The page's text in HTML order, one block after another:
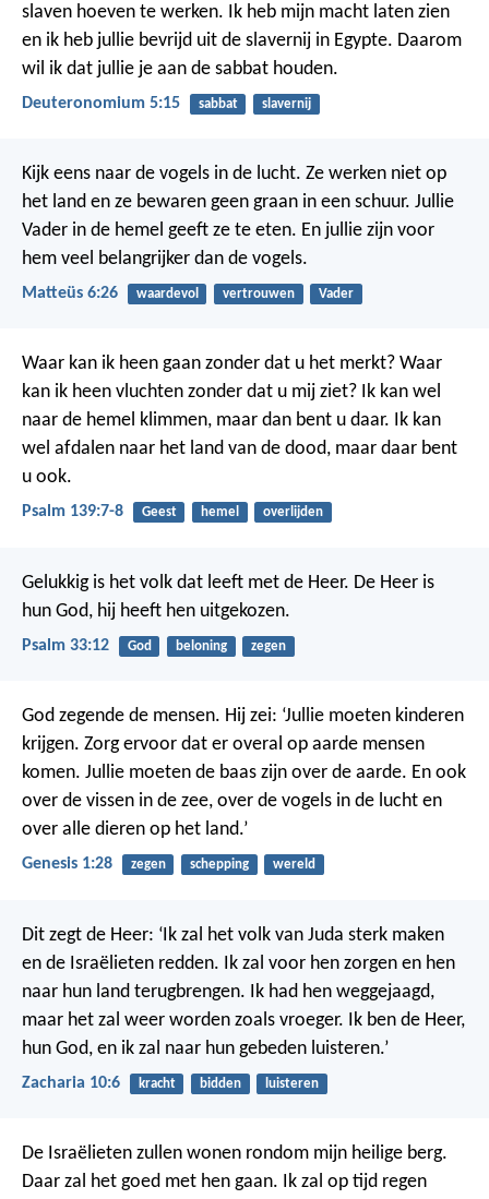
slaven hoeven te werken. Ik heb mijn macht laten zien
en ik heb jullie bevrijd uit de slavernij in Egypte. Daarom
wil ik dat jullie je aan de sabbat houden.
Deuteronomium 5:15 sabbat slavernij
Kijk eens naar de vogels in de lucht. Ze werken niet op
het land en ze bewaren geen graan in een schuur. Jullie
Vader in de hemel geeft ze te eten. En jullie zijn voor
hem veel belangrijker dan de vogels.
Matteüs 6:26 waardevol vertrouwen Vader
Waar kan ik heen gaan zonder dat u het merkt? Waar
kan ik heen vluchten zonder dat u mij ziet? Ik kan wel
naar de hemel klimmen, maar dan bent u daar. Ik kan
wel afdalen naar het land van de dood, maar daar bent
u ook.
Psalm 139:7-8 Geest hemel overlijden
Gelukkig is het volk dat leeft met de Heer. De Heer is
hun God, hij heeft hen uitgekozen.
Psalm 33:12 God beloning zegen
God zegende de mensen. Hij zei: ‘Jullie moeten kinderen
krijgen. Zorg ervoor dat er overal op aarde mensen
komen. Jullie moeten de baas zijn over de aarde. En ook
over de vissen in de zee, over de vogels in de lucht en
over alle dieren op het land.’
Genesis 1:28 zegen schepping wereld
Dit zegt de Heer: ‘Ik zal het volk van Juda sterk maken
en de Israëlieten redden. Ik zal voor hen zorgen en hen
naar hun land terugbrengen. Ik had hen weggejaagd,
maar het zal weer worden zoals vroeger. Ik ben de Heer,
hun God, en ik zal naar hun gebeden luisteren.’
Zacharia 10:6 kracht bidden luisteren
De Israëlieten zullen wonen rondom mijn heilige berg.
Daar zal het goed met hen gaan. Ik zal op tijd regen